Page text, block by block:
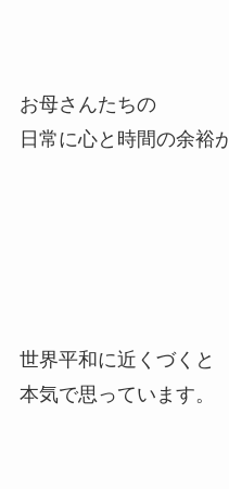
お母さんたちの
日常に心と時間の余裕
世界平和に近くづくと
本気で思っています。